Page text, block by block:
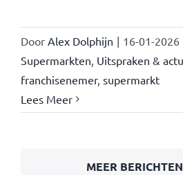
Door Alex Dolphijn | 16-01-2026
Supermarkten, Uitspraken &
franchisenemer, supermarkt
Lees Meer
MEER